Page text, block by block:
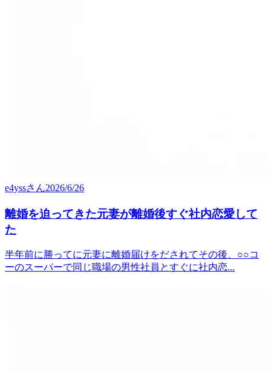
e4yssさん2026/6/26
離婚を迫ってきた元妻が離婚後すぐ社内恋愛して
た
半年前に勝ってに元妻に離婚届けをだされてその後、○○コ
ーのスーパーで同じ職場の男性社員とすぐに社内恋...